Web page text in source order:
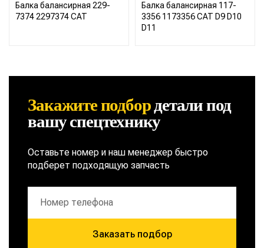
Балка балансирная 229-
7374 2297374 CAT
Балка балансирная 117-
3356 1173356 CAT D9 D10
D11
Закажите подбордеталипод
вашу спецтехнику
Оставьте номер и наш менеджер быстро
подберет подходящую запчасть
Заказать подбор